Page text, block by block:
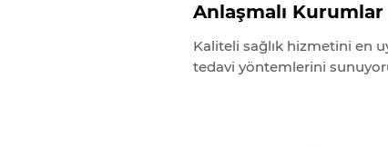
Anlaşmalı Kurumlar
Kaliteli sağlık hizmetini en
tedavi yöntemlerini